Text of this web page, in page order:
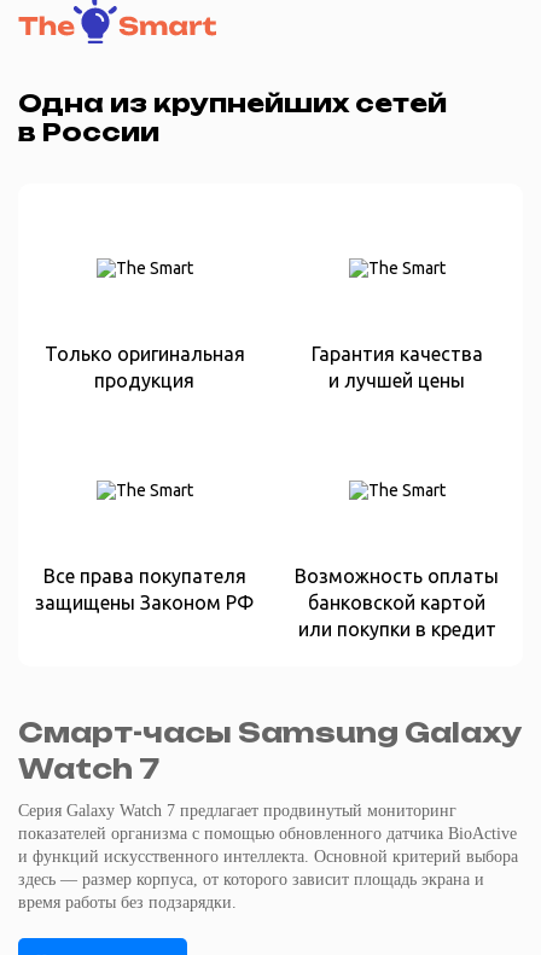
Одна из крупнейших сетей
в России
Только оригинальная
продукция
Гарантия качества
и лучшей цены
Все права покупателя
защищены Законом РФ
Возможность оплаты
банковской картой
или покупки в кредит
Смарт-часы Samsung Galaxy
Watch 7
Серия Galaxy Watch 7 предлагает продвинутый мониторинг
показателей организма с помощью обновленного датчика BioActive
и функций искусственного интеллекта. Основной критерий выбора
здесь — размер корпуса, от которого зависит площадь экрана и
время работы без подзарядки.